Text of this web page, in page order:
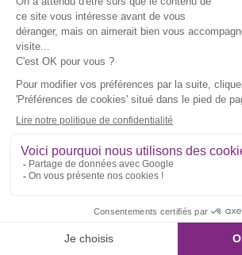
Articles
Activités d’automne en
crèche : 15 idées d’éveil pour